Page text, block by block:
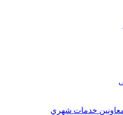
خدمات شهري